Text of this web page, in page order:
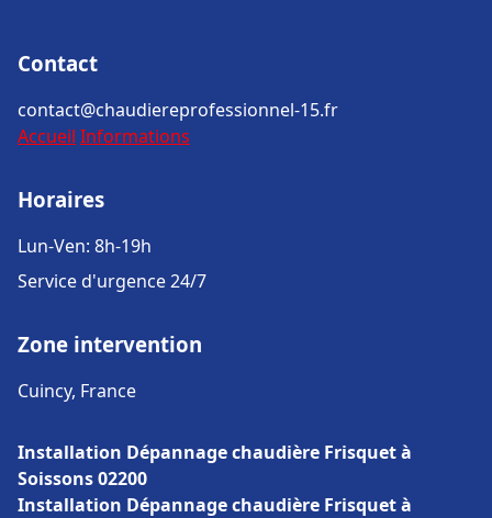
Contact
contact@chaudiereprofessionnel-15.fr
Accueil Informations
Horaires
Lun-Ven: 8h-19h
Service d'urgence 24/7
Zone intervention
Cuincy, France
Installation Dépannage chaudière Frisquet à
Soissons 02200
Installation Dépannage chaudière Frisquet à